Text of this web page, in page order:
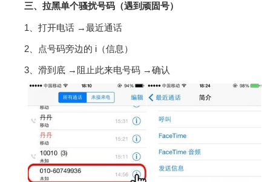
三、拉黑单个骚扰号码（遇到顽固号）
1、打开电话 →最近通话
2、点号码旁边的 i（信息）
3、滑到底 →阻止此来电号码 →确认